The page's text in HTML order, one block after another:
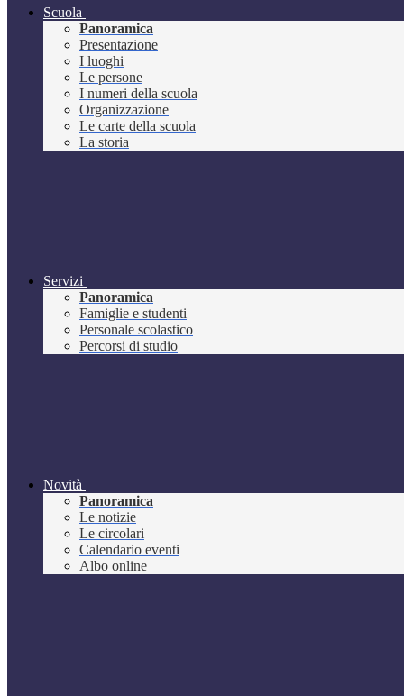
Scuola
Panoramica
Presentazione
I luoghi
Le persone
I numeri della scuola
Organizzazione
Le carte della scuola
La storia
Servizi
Panoramica
Famiglie e studenti
Personale scolastico
Percorsi di studio
Novità
Panoramica
Le notizie
Le circolari
Calendario eventi
Albo online